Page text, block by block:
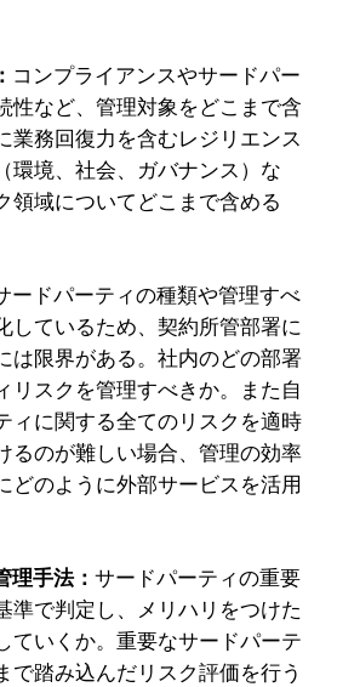
コンプライアンスやサードパー
性など、管理対象をどこまで含
業務回復力を含むレジリエンス
環境、社会、ガバナンス）な
領域についてどこまで含める
ードパーティの種類や管理すべ
しているため、契約所管部署に
は限界がある。社内のどの部署
リスクを管理すべきか。また自
ィに関する全てのリスクを適時
るのが難しい場合、管理の効率
どのように外部サービスを活用
理手法： サードパーティの重要
準で判定し、メリハリをつけた
ていくか。重要なサードパーテ
で踏み込んだリスク評価を行う